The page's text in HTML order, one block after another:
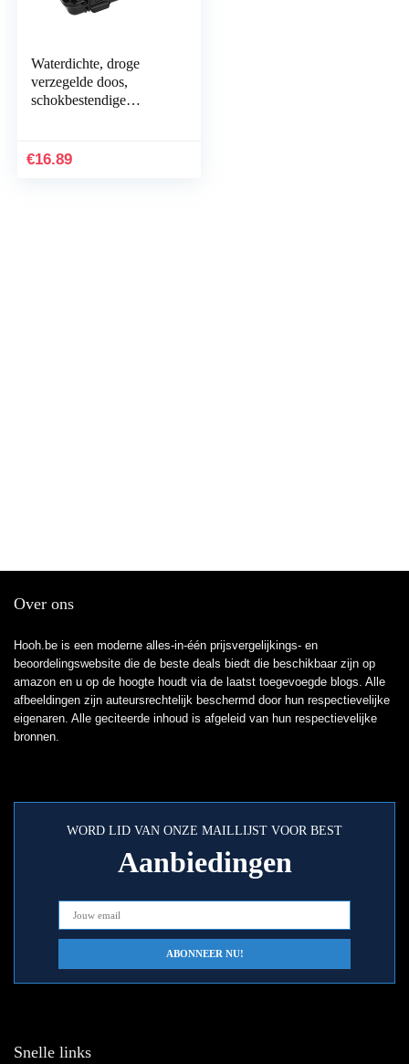
Waterdichte, droge
verzegelde doos,
schokbestendige
drukbestendige
€16.89
Over ons
Hooh.be is een moderne alles-in-één prijsvergelijkings- en
beoordelingswebsite die de beste deals biedt die beschikbaar zijn op
amazon en u op de hoogte houdt via de laatst toegevoegde blogs. Alle
afbeeldingen zijn auteursrechtelijk beschermd door hun respectievelijke
eigenaren. Alle geciteerde inhoud is afgeleid van hun respectievelijke
bronnen.
WORD LID VAN ONZE MAILLIJST VOOR BEST
Aanbiedingen
Snelle links